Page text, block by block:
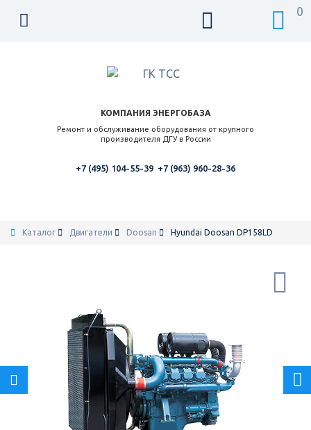
КОМПАНИЯ ЭНЕРГОБАЗА
Ремонт и обслуживание оборудования от крупного
производителя ДГУ в России
0
+7 (495) 104-55-39 +7 (963) 960-28-36
Каталог Двигатели Doosan Hyundai Doosan DP158LD